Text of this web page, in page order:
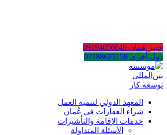
خبير عمان 09194056649
دول أخرى 02188623158
المعهد الدولي لتنمية العمل
شراء العقارات في عُمان
خدمات الإقامة والتأشيرات
الأسئلة المتداولة